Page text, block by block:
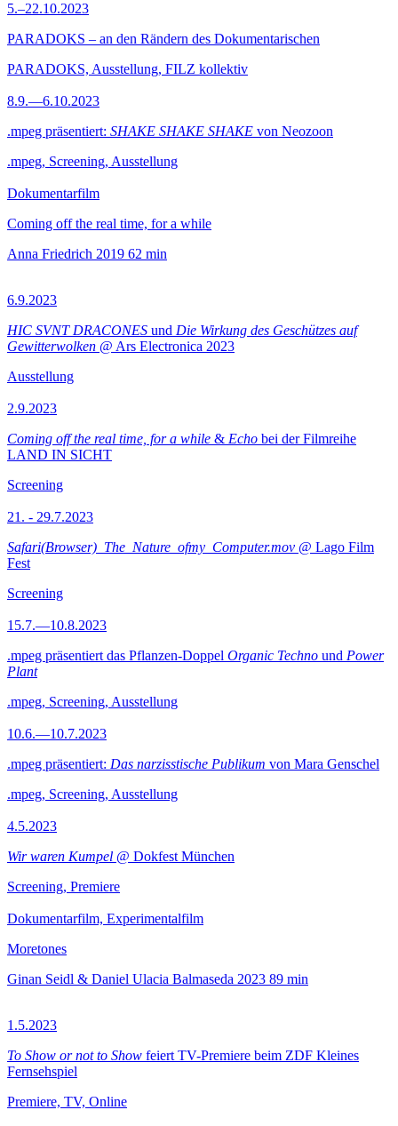
5.–22.10.2023
PARADOKS – an den Rändern des Dokumentarischen
PARADOKS, Ausstellung, FILZ kollektiv
8.9.—6.10.2023
.mpeg präsentiert: SHAKE SHAKE SHAKE von Neozoon
.mpeg, Screening, Ausstellung
Dokumentarfilm
Coming off the real time, for a while
Anna Friedrich 2019 62 min
6.9.2023
HIC SVNT DRACONES und Die Wirkung des Geschützes auf
Gewitterwolken @ Ars Electronica 2023
Ausstellung
2.9.2023
Coming off the real time, for a while & Echo bei der Filmreihe
LAND IN SICHT
Screening
21. - 29.7.2023
Safari(Browser)_The_Nature_ofmy_Computer.mov @ Lago Film
Fest
Screening
15.7.—10.8.2023
.mpeg präsentiert das Pflanzen-Doppel Organic Techno und Power
Plant
.mpeg, Screening, Ausstellung
10.6.—10.7.2023
.mpeg präsentiert: Das narzisstische Publikum von Mara Genschel
.mpeg, Screening, Ausstellung
4.5.2023
Wir waren Kumpel @ Dokfest München
Screening, Premiere
Dokumentarfilm, Experimentalfilm
Moretones
Ginan Seidl & Daniel Ulacia Balmaseda 2023 89 min
1.5.2023
To Show or not to Show feiert TV-Premiere beim ZDF Kleines
Fernsehspiel
Premiere, TV, Online